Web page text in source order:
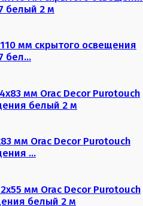
мм скрытого освещения
бел...
мм Orac Decor Purotouch
...